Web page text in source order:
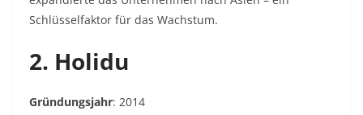
Schlüsselfaktor für das Wachstum.
2. Holidu
Gründungsjahr: 2014